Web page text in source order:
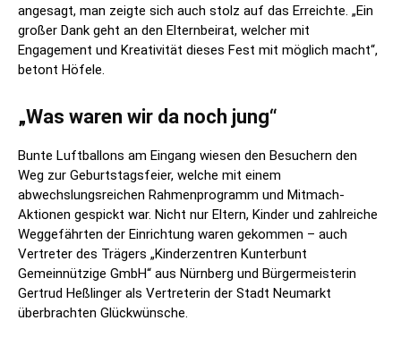
angesagt, man zeigte sich auch stolz auf das Erreichte. „Ein
großer Dank geht an den Elternbeirat, welcher mit
Engagement und Kreativität dieses Fest mit möglich macht“,
betont Höfele.
„Was waren wir da noch jung“
Bunte Luftballons am Eingang wiesen den Besuchern den
Weg zur Geburtstagsfeier, welche mit einem
abwechslungsreichen Rahmenprogramm und Mitmach-
Aktionen gespickt war. Nicht nur Eltern, Kinder und zahlreiche
Weggefährten der Einrichtung waren gekommen – auch
Vertreter des Trägers „Kinderzentren Kunterbunt
Gemeinnützige GmbH“ aus Nürnberg und Bürgermeisterin
Gertrud Heßlinger als Vertreterin der Stadt Neumarkt
überbrachten Glückwünsche.